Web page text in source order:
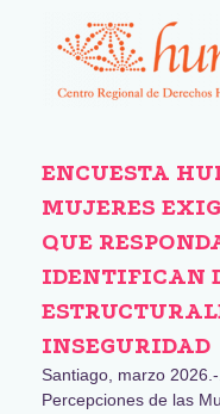
ENCUESTA
MUJERES
QUE
IDENTIFICAN
INSEGURIDAD
Santiago, marzo
Percepciones de las